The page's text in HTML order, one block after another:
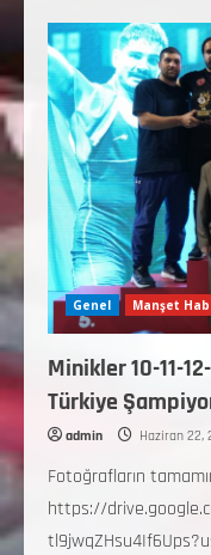
Genel Manşet
Minikler 10-11-
Türkiye
admin Haziran 22,
Fotoğrafların
https://